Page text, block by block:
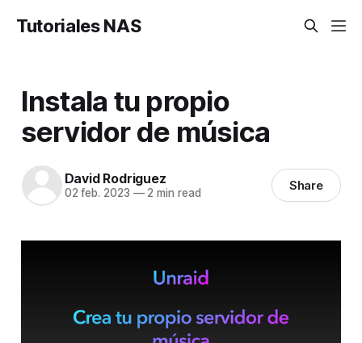
Tutoriales NAS
Instala tu propio
servidor de música
David Rodriguez
02 feb. 2023 —2 min read Share